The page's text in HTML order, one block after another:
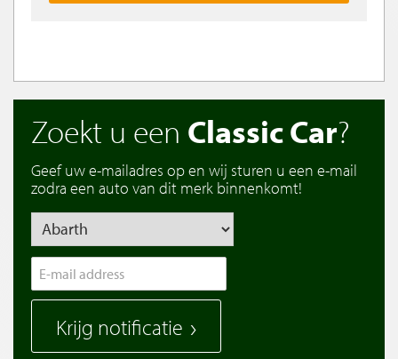
Zoekt u een Classic Car?
Geef uw e-mailadres op en wij sturen u een e-mail
zodra een auto van dit merk binnenkomt!
Krijg notificatie